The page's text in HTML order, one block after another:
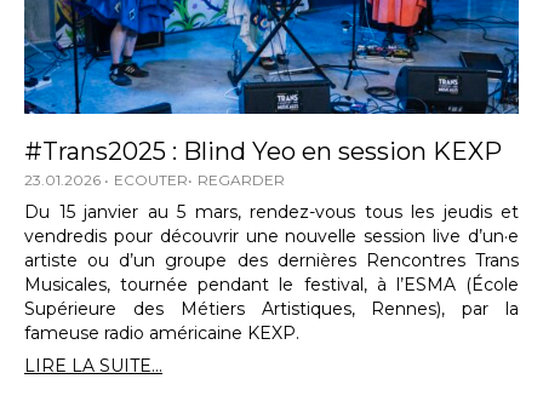
#Trans2025 : Blind Yeo en session KEXP
23.01.2026 ECOUTER REGARDER
Du 15 janvier au 5 mars, rendez-vous tous les jeudis et
vendredis pour découvrir une nouvelle session live d’un·e
artiste ou d’un groupe des dernières Rencontres Trans
Musicales, tournée pendant le festival, à l’ESMA (École
Supérieure des Métiers Artistiques, Rennes), par la
fameuse radio américaine KEXP.
LIRE LA SUITE...